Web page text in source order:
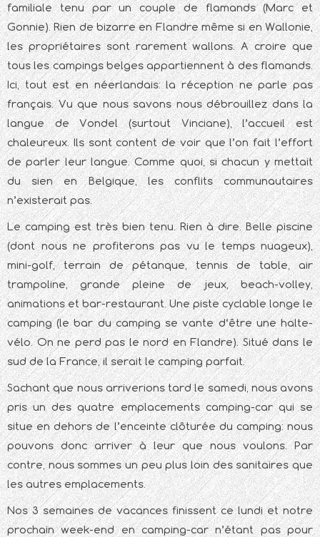
familiale tenu par un couple de flamands (Marc et
Gonnie). Rien de bizarre en Flandre même si en Wallonie,
les propriétaires sont rarement wallons. A croire que
tous les campings belges appartiennent à des flamands.
Ici, tout est en néerlandais: la réception ne parle pas
français. Vu que nous savons nous débrouillez dans la
langue de Vondel (surtout Vinciane), l’accueil est
chaleureux. Ils sont content de voir que l’on fait l’effort
de parler leur langue. Comme quoi, si chacun y mettait
du sien en Belgique, les conflits communautaires
n’existerait pas.
Le camping est très bien tenu. Rien à dire. Belle piscine
(dont nous ne profiterons pas vu le temps nuageux),
mini-golf, terrain de pétanque, tennis de table, air
trampoline, grande pleine de jeux, beach-volley,
animations et bar-restaurant. Une piste cyclable longe le
camping (le bar du camping se vante d‘être une halte-
vélo. On ne perd pas le nord en Flandre). Situé dans le
sud de la France, il serait le camping parfait.
Sachant que nous arriverions tard le samedi, nous avons
pris un des quatre emplacements camping-car qui se
situe en dehors de l’enceinte clôturée du camping: nous
pouvons donc arriver à leur que nous voulons. Par
contre, nous sommes un peu plus loin des sanitaires que
les autres emplacements.
Nos 3 semaines de vacances finissent ce lundi et notre
prochain week-end en camping-car n’étant pas pour